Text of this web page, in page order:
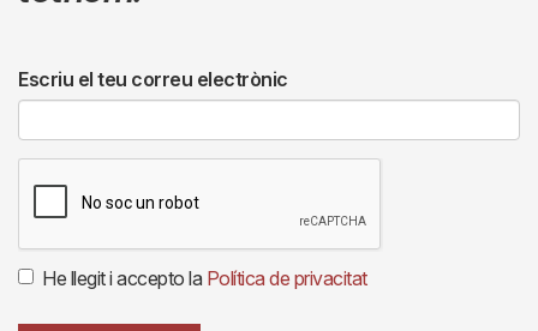
Escriu el teu correu electrònic
He llegit i accepto la Política de privacitat